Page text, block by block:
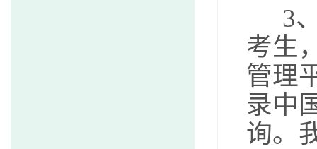
3
考生
管理
录中
询。